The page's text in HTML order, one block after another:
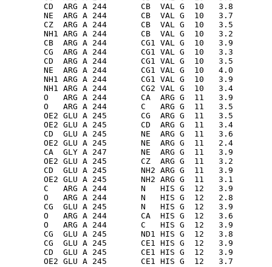
CD  ARG A 244       CB  VAL G  10   3.8
NE  ARG A 244       CB  VAL G  10   3.7
CZ  ARG A 244       CB  VAL G  10   3.5
NH1 ARG A 244       CB  VAL G  10   3.2
CB  ARG A 244       CG1 VAL G  10   3.9
CG  ARG A 244       CG1 VAL G  10   3.3
CD  ARG A 244       CG1 VAL G  10   3.5
NE  ARG A 244       CG1 VAL G  10   4.0
NH1 ARG A 244       CG1 VAL G  10   3.9
NH1 ARG A 244       CG2 VAL G  10   3.4
O   ARG A 244       CA  ARG G  11   3.9
O   ARG A 244       C   ARG G  11   3.5
OE2 GLU A 245       CG  ARG G  11   3.5
OE2 GLU A 245       CD  ARG G  11   3.4
CD  GLU A 245       NE  ARG G  11   3.6
OE2 GLU A 245       NE  ARG G  11   2.4
CA  GLY A 247       NE  ARG G  11   3.9
OE2 GLU A 245       CZ  ARG G  11   3.2
CD  GLU A 245       NH2 ARG G  11   3.9
OE2 GLU A 245       NH2 ARG G  11   3.1
C   ARG A 244       N   HIS G  12   3.9
O   ARG A 244       N   HIS G  12   2.8
CG  GLU A 245       N   HIS G  12   3.9
O   ARG A 244       CA  HIS G  12   3.6
O   ARG A 244       C   HIS G  12   3.9
CG  GLU A 245       ND1 HIS G  12   3.8
CG  GLU A 245       CE1 HIS G  12   3.9
CD  GLU A 245       CE1 HIS G  12   3.9
OE2 GLU A 245       CE1 HIS G  12   3.7